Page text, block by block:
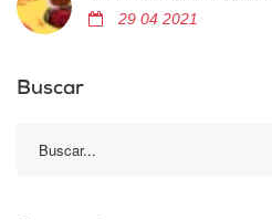
29 04 2021
Buscar